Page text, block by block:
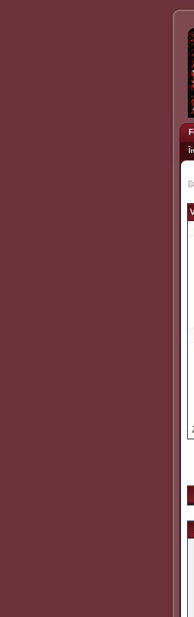
Aici poate fi reclama ta! ... email: